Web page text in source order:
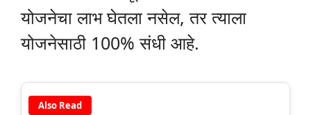
योजनेचा लाभ घेतला नसेल, तर त्याला
योजनेसाठी 100% संधी आहे.
Also Read